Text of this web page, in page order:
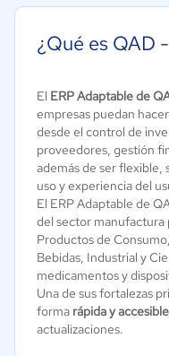
¿Qué es QAD
El ERP Adaptable de
empresas puedan
desde el control de
proveedores, gestión
además de ser flexible,
uso y experiencia del
El ERP Adaptable de
del sector manufactura
Productos de
Bebidas, Industrial y
medicamentos y
Una de sus fortalezas
forma rápida y accesible
actualizaciones.